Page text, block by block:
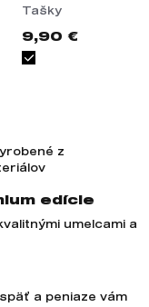
Tašky
9,90 €
z
edície
umelcami a
a peniaze vám